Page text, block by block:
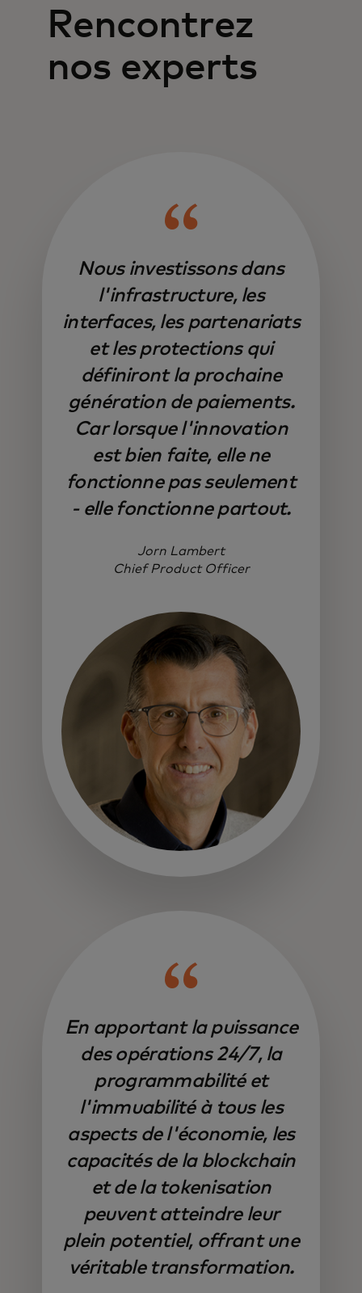
Rencontrez
nos experts
Nous investissons dans
l'infrastructure, les
interfaces, les partenariats
et les protections qui
définiront la prochaine
génération de paiements.
Car lorsque l'innovation
est bien faite, elle ne
fonctionne pas seulement
- elle fonctionne partout.
Jorn Lambert
Chief Product Officer
En apportant la puissance
des opérations 24/7, la
programmabilité et
l'immuabilité à tous les
aspects de l'économie, les
capacités de la blockchain
et de la tokenisation
peuvent atteindre leur
plein potentiel, offrant une
véritable transformation.